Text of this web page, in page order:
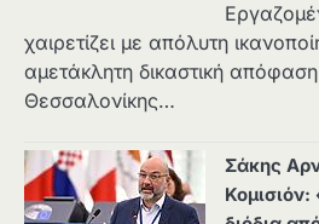
χαιρετίζει με απόλυτη
αμετάκλητη δικαστική
Θεσσαλονίκης…
Σάκης